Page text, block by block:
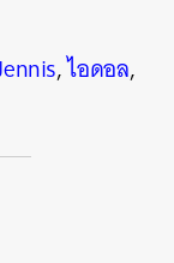
,ไอดอล,